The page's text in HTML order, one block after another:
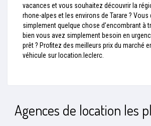
vacances et vous souhaitez découvrir la
rhone-alpes et les environs de Tarare ? Vous
simplement quelque chose d’encombrant à
bien vous avez simplement besoin en
prêt ? Profitez des meilleurs prix du marché
véhicule sur location.leclerc.
Agences de location les